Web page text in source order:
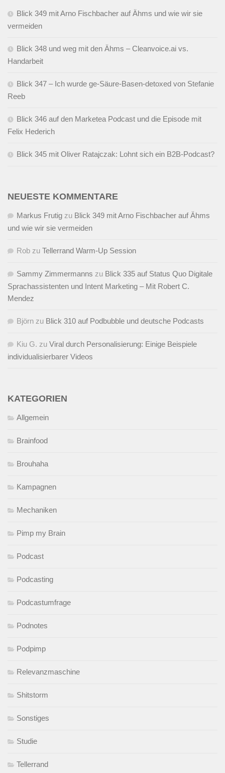
Blick 349 mit Arno Fischbacher auf Ähms und wie wir sie
vermeiden
Blick 348 und weg mit den Ähms – Cleanvoice.ai vs.
Handarbeit
Blick 347 – Ich wurde ge-Säure-Basen-detoxed von Stefanie
Reeb
Blick 346 auf den Marketea Podcast und die Episode mit
Felix Hederich
Blick 345 mit Oliver Ratajczak: Lohnt sich ein B2B-Podcast?
NEUESTE KOMMENTARE
Markus Frutig zu Blick 349 mit Arno Fischbacher auf Ähms
und wie wir sie vermeiden
Rob zu Tellerrand Warm-Up Session
Sammy Zimmermanns zu Blick 335 auf Status Quo Digitale
Sprachassistenten und Intent Marketing – Mit Robert C.
Mendez
Björn zu Blick 310 auf Podbubble und deutsche Podcasts
Kiu G. zu Viral durch Personalisierung: Einige Beispiele
individualisierbarer Videos
KATEGORIEN
Allgemein
Brainfood
Brouhaha
Kampagnen
Mechaniken
Pimp my Brain
Podcast
Podcasting
Podcastumfrage
Podnotes
Podpimp
Relevanzmaschine
Shitstorm
Sonstiges
Studie
Tellerrand